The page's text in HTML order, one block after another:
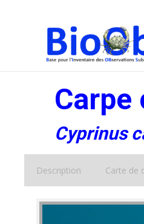
Carpe
Cyprinus
Description Carte de